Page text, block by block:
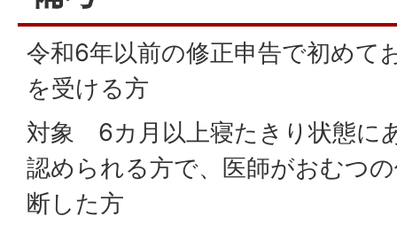
令和6年以前の修正申告で初めて
を受ける方
対象 6カ月以上寝たきり状態に
認められる方で、医師がおむつ
断した方